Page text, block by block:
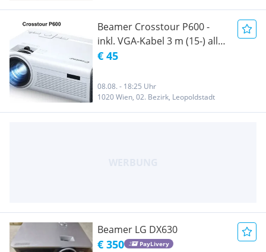
Beamer Crosstour P600 -
inkl. VGA-Kabel 3 m (15-) alles
neu!
€ 45
08.08. - 18:25 Uhr
1020 Wien, 02. Bezirk, Leopoldstadt
Beamer LG DX630
€ 350 PayLivery